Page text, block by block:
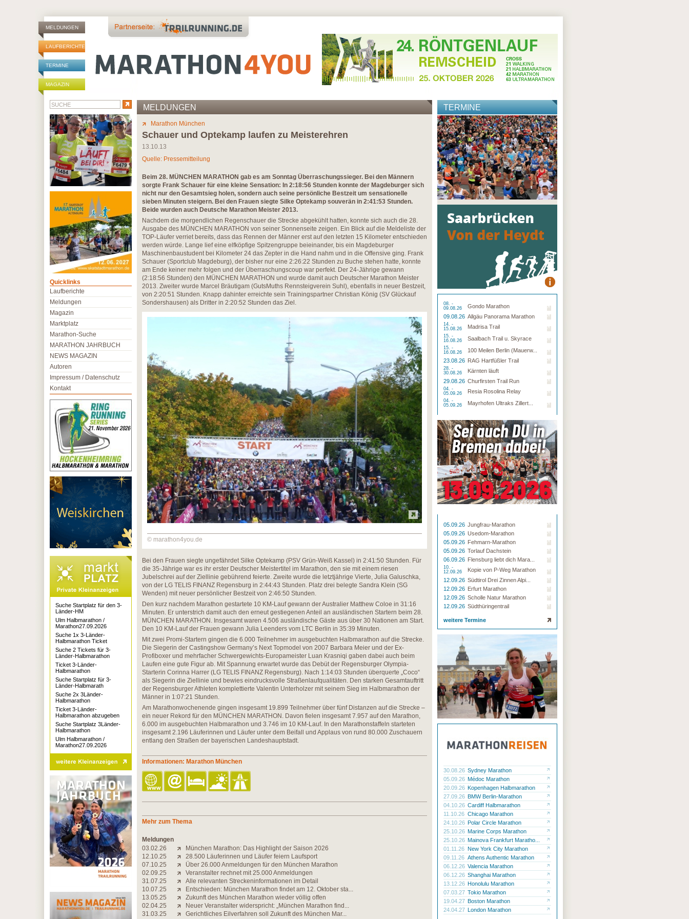
MELDUNGEN
LAUFBERICHTE
TERMINE
MAGAZIN
MELDUNGEN
Marathon München
Schauer und Optekamp laufen zu Meisterehren
13.10.13
Quelle: Pressemitteilung
Beim 28. MÜNCHEN MARATHON gab es am Sonntag Überraschungssieger. Bei den Männern
sorgte Frank Schauer für eine kleine Sensation: In 2:18:56 Stunden konnte der Magdeburger sich
nicht nur den Gesamtsieg holen, sondern auch seine persönliche Bestzeit um sensationelle
sieben Minuten steigern. Bei den Frauen siegte Silke Optekamp souverän in 2:41:53 Stunden.
Beide wurden auch Deutsche Marathon Meister 2013.
Nachdem die morgendlichen Regenschauer die Strecke abgekühlt hatten, konnte sich auch die 28.
Ausgabe des MÜNCHEN MARATHON von seiner Sonnenseite zeigen. Ein Blick auf die Meldeliste der
TOP-Läufer verriet bereits, dass das Rennen der Männer erst auf den letzten 15 Kilometer entschieden
werden würde. Lange lief eine elfköpfige Spitzengruppe beieinander, bis ein Magdeburger
Maschinenbaustudent bei Kilometer 24 das Zepter in die Hand nahm und in die Offensive ging. Frank
Schauer (Sportclub Magdeburg), der bisher nur eine 2:26:22 Stunden zu Buche stehen hatte, konnte
am Ende keiner mehr folgen und der Überraschungscoup war perfekt. Der 24-Jährige gewann
(2:18:56 Stunden) den MÜNCHEN MARATHON und wurde damit auch Deutscher Marathon Meister
2013. Zweiter wurde Marcel Bräutigam (GutsMuths Rennsteigverein Suhl), ebenfalls in neuer Bestzeit,
von 2:20:51 Stunden. Knapp dahinter erreichte sein Trainingspartner Christian König (SV Glückauf
Sondershausen) als Dritter in 2:20:52 Stunden das Ziel.
© marathon4you.de
Bei den Frauen siegte ungefährdet Silke Optekamp (PSV Grün-Weiß Kassel) in 2:41:50 Stunden. Für
die 35-Jährige war es ihr erster Deutscher Meistertitel im Marathon, den sie mit einem riesen
Jubelschrei auf der Ziellinie gebührend feierte. Zweite wurde die letztjährige Vierte, Julia Galuschka,
von der LG TELIS FINANZ Regensburg in 2:44:43 Stunden. Platz drei belegte Sandra Klein (SG
Wenden) mit neuer persönlicher Bestzeit von 2:46:50 Stunden.
Den kurz nachdem Marathon gestartete 10 KM-Lauf gewann der Australier Matthew Coloe in 31:16
Minuten. Er unterstrich damit auch den erneut gestiegenen Anteil an ausländischen Startern beim 28.
MÜNCHEN MARATHON. Insgesamt waren 4.506 ausländische Gäste aus über 30 Nationen am Start.
Den 10 KM-Lauf der Frauen gewann Julia Leenders vom LTC Berlin in 35:39 Minuten.
Mit zwei Promi-Startern gingen die 6.000 Teilnehmer im ausgebuchten Halbmarathon auf die Strecke.
Die Siegerin der Castingshow Germany’s Next Topmodel von 2007 Barbara Meier und der Ex-
Profiboxer und mehrfacher Schwergewichts-Europameister Luan Krasniqi gaben dabei auch beim
Laufen eine gute Figur ab. Mit Spannung erwartet wurde das Debüt der Regensburger Olympia-
Starterin Corinna Harrer (LG TELIS FINANZ Regensburg). Nach 1:14:03 Stunden überquerte „Coco“
als Siegerin die Ziellinie und bewies eindrucksvolle Straßenlaufqualitäten. Den starken Gesamtauftritt
der Regensburger Athleten komplettierte Valentin Unterholzer mit seinem Sieg im Halbmarathon der
Männer in 1:07:21 Stunden.
Am Marathonwochenende gingen insgesamt 19.899 Teilnehmer über fünf Distanzen auf die Strecke –
ein neuer Rekord für den MÜNCHEN MARATHON. Davon fielen insgesamt 7.957 auf den Marathon,
6.000 im ausgebuchten Halbmarathon und 3.746 im 10 KM-Lauf. In den Marathonstaffeln starteten
insgesamt 2.196 Läuferinnen und Läufer unter dem Beifall und Applaus von rund 80.000 Zuschauern
entlang den Straßen der bayerischen Landeshauptstadt.
Informationen: Marathon München
Mehr zum Thema
Meldungen
03.02.26
München Marathon: Das Highlight der Saison 2026
12.10.25
28.500 Läuferinnen und Läufer feiern Laufsport
07.10.25
Über 26.000 Anmeldungen für den München Marathon
02.09.25
Veranstalter rechnet mit 25.000 Anmeldungen
31.07.25
Alle relevanten Streckeninformationen im Detail
10.07.25
Entschieden: München Marathon findet am 12. Oktober sta...
13.05.25
Zukunft des München Marathon wieder völlig offen
02.04.25
Neuer Veranstalter widerspricht: „München Marathon find...
31.03.25
Gerichtliches Eilverfahren soll Zukunft des München Mar...
TERMINE
08. -
09.08.26
Gondo Marathon
09.08.26 Allgäu Panorama Marathon
14. -
15.08.26
Madrisa Trail
15. -
16.08.26
Saalbach Trail u. Skyrace
15. -
16.08.26
100 Meilen Berlin (Mauerw...
23.08.26 RAG Hartfüßler Trail
28. -
30.08.26
Kärnten läuft
29.08.26 Churfirsten Trail Run
04. -
05.09.26
Resia Rosolina Relay
04. -
05.09.26
Mayrhofen Ultraks Zillert...
05.09.26 Jungfrau-Marathon
05.09.26 Usedom-Marathon
05.09.26 Fehmarn-Marathon
05.09.26 Torlauf Dachstein
06.09.26 Flensburg liebt dich Mara...
10. -
12.09.26
Kopie von P-Weg Marathon
12.09.26 Südtirol Drei Zinnen Alpi...
12.09.26 Erfurt Marathon
12.09.26 Scholle Natur Marathon
12.09.26 Südthüringentrail
weitere Termine
30.08.26 Sydney Marathon
05.09.26 Médoc Marathon
20.09.26 Kopenhagen Halbmarathon
27.09.26 BMW Berlin-Marathon
04.10.26 Cardiff Halbmarathon
11.10.26 Chicago Marathon
24.10.26 Polar Circle Marathon
25.10.26 Marine Corps Marathon
25.10.26 Mainova Frankfurt Maratho...
01.11.26 New York City Marathon
09.11.26 Athens Authentic Marathon
06.12.26 Valencia Marathon
06.12.26 Shanghai Marathon
13.12.26 Honolulu Marathon
07.03.27 Tokio Marathon
19.04.27 Boston Marathon
24.04.27 London Marathon
Quicklinks
Laufberichte
Meldungen
Magazin
Marktplatz
Marathon-Suche
MARATHON JAHRBUCH
NEWS MAGAZIN
Autoren
Impressum / Datenschutz
Kontakt
Suche Startplatz für den 3-
Länder-HM
Ulm Halbmarathon /
Marathon27.09.2026
Suche 1x 3-Länder-
Halbmarathon Ticket
Suche 2 Tickets für 3-
Länder-Halbmarathon
Ticket 3-Länder-
Halbmarathon
Suche Startplatz für 3-
Länder-Halbmarath
Suche 2x 3Länder-
Halbmarathon
Ticket 3-Länder-
Halbmarathon abzugeben
Suche Startplatz 3Länder-
Halbmarathon
Ulm Halbmarathon /
Marathon27.09.2026